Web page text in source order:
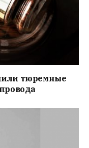
тюремные